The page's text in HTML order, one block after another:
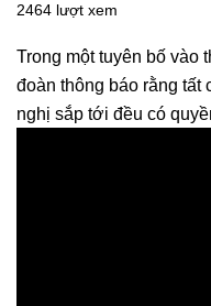
2464 lượt xem
Trong một tuyên bố vào
đoàn thông báo rằng tất
nghị sắp tới đều có